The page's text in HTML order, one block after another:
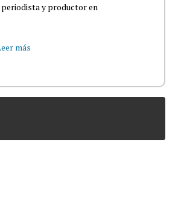
y productor en
más